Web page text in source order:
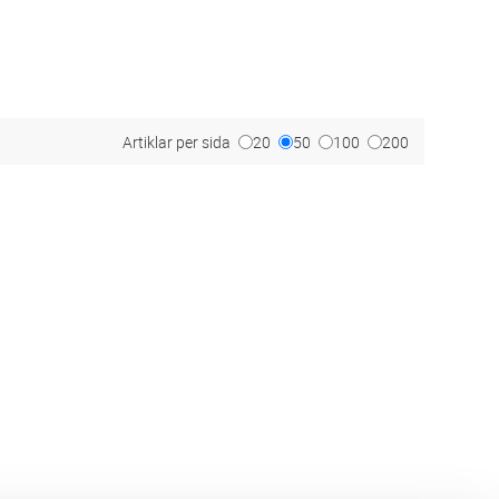
Artiklar per sida 20 50 100 200